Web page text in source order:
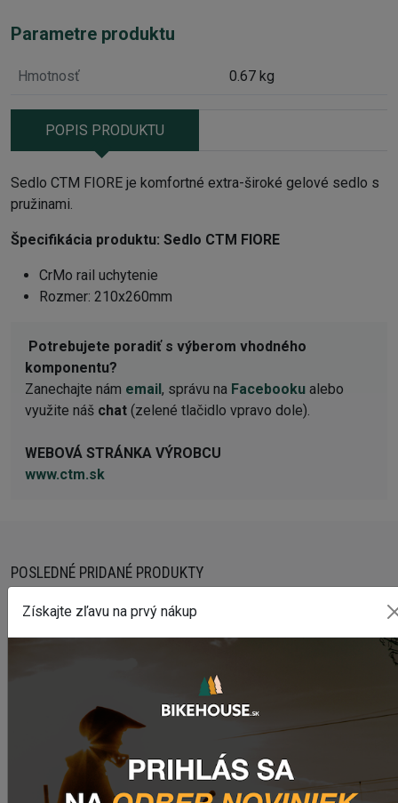
Parametre produktu
Hmotnosť 0.67 kg
POPIS PRODUKTU
Sedlo CTM FIORE je komfortné extra-široké gelové sedlo s
pružinami.
Špecifikácia produktu: Sedlo CTM FIORE
CrMo rail uchytenie
Rozmer: 210x260mm
Potrebujete poradiť s výberom vhodného
komponentu?
Zanechajte nám email, správu na Facebooku alebo
využite náš chat (zelené tlačidlo vpravo dole).
WEBOVÁ STRÁNKA VÝROBCU
www.ctm.sk
POSLEDNÉ PRIDANÉ PRODUKTY
Predné svetlo CRUSSIS CRS 1200
Zadné svetlo CRUSSIS CRS 20
503,69 Kč
Dres CRUSSIS
Získajte zľavu na prvý nákup